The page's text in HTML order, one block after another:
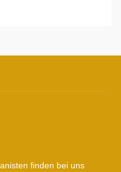
finden bei uns